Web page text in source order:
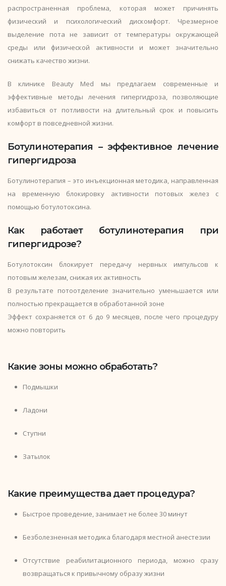
распространенная проблема, которая может причинять
физический и психологический дискомфорт. Чрезмерное
выделение пота не зависит от температуры окружающей
среды или физической активности и может значительно
снижать качество жизни.
В клинике Beauty Med мы предлагаем современные и
эффективные методы лечения гипергидроза, позволяющие
избавиться от потливости на длительный срок и повысить
комфорт в повседневной жизни.
Ботулинотерапия – эффективное лечение
гипергидроза
Ботулинотерапия – это инъекционная методика, направленная
на временную блокировку активности потовых желез с
помощью ботулотоксина.
Как работает ботулинотерапия при
гипергидрозе?
Ботулотоксин блокирует передачу нервных импульсов к
потовым железам, снижая их активность
В результате потоотделение значительно уменьшается или
полностью прекращается в обработанной зоне
Эффект сохраняется от 6 до 9 месяцев, после чего процедуру
можно повторить
Какие зоны можно обработать?
Подмышки
Ладони
Ступни
Затылок
Какие преимущества дает процедура?
Быстрое проведение, занимает не более 30 минут
Безболезненная методика благодаря местной анестезии
Отсутствие реабилитационного периода, можно сразу
возвращаться к привычному образу жизни